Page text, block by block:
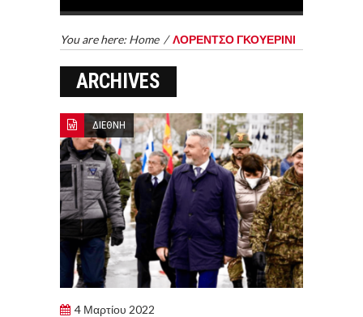
You are here: Home /ΛΟΡΕΝΤΣΟ ΓΚΟΥΕΡΙΝΙ
ARCHIVES
ΔΙΕΘΝΗ
4 Μαρτίου 2022